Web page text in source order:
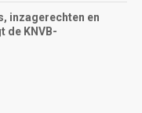
inzagerechten en
de KNVB-